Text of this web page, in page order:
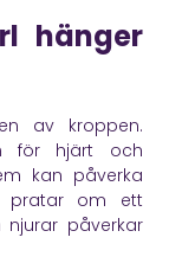
hänger
av kroppen.
för hjärt och
kan påverka
pratar om ett
påverkar